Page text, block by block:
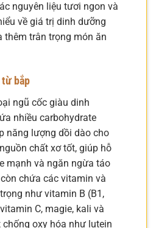
nguyên liệu tươi ngon và
về giá trị dinh dưỡng
thêm trân trọng món ăn
bắp
ngũ cốc giàu dinh
nhiều carbohydrate
năng lượng dồi dào cho
chất xơ tốt, giúp hỗ
mạnh và ngăn ngừa táo
chứa các vitamin và
như vitamin B (B1,
C, magie, kali và
chống oxy hóa như lutein